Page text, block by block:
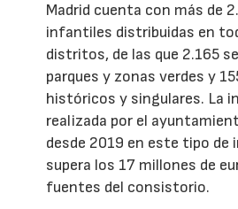
Madrid cuenta con más de
infantiles distribuidas en
distritos, de las que 2.165
parques y zonas verdes y
históricos y singulares. La
realizada por el
desde 2019 en este tipo de
supera los 17 millones de
fuentes del consistorio.